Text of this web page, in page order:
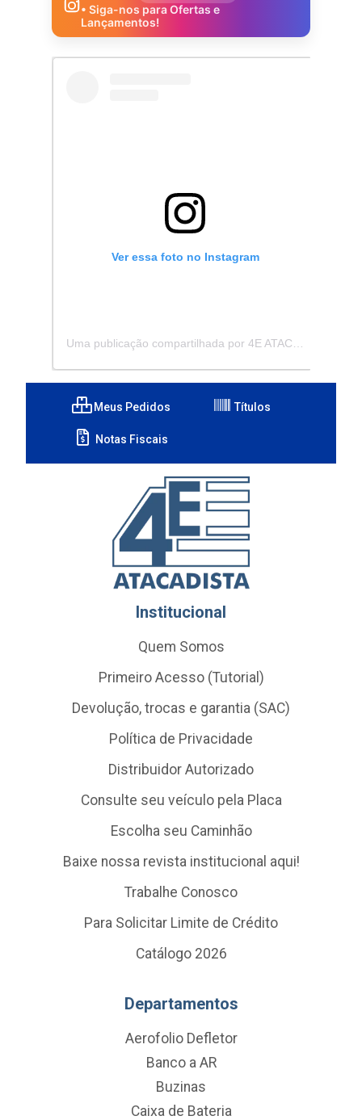
• Siga-nos para Ofertas e
Lançamentos!
Ver essa foto no Instagram
Meus Pedidos Títulos
Notas Fiscais
Institucional
Quem Somos
Primeiro Acesso (Tutorial)
Devolução, trocas e garantia (SAC)
Política de Privacidade
Distribuidor Autorizado
Consulte seu veículo pela Placa
Escolha seu Caminhão
Baixe nossa revista institucional aqui!
Trabalhe Conosco
Para Solicitar Limite de Crédito
Catálogo 2026
Departamentos
Aerofolio Defletor
Banco a AR
Buzinas
Caixa de Bateria